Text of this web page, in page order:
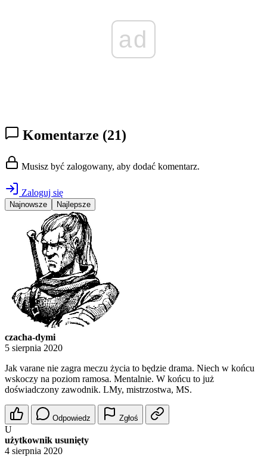
ad
Komentarze (21)
Musisz być zalogowany, aby dodać komentarz.
Zaloguj się
Najnowsze Najlepsze
czacha-dymi
5 sierpnia 2020
Jak varane nie zagra meczu życia to będzie drama. Niech w końcu
wskoczy na poziom ramosa. Mentalnie. W końcu to już
doświadczony zawodnik. LMy, mistrzostwa, MS.
Odpowiedz Zgłoś
U
użytkownik usunięty
4 sierpnia 2020